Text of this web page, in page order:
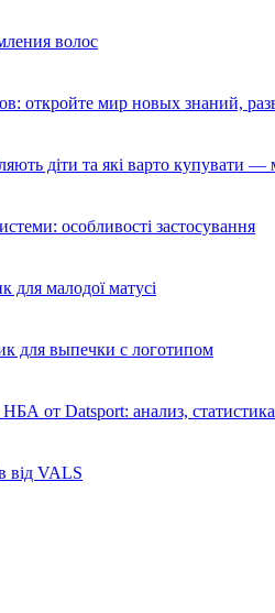
волос
откройте мир новых знаний,
діти та які варто купувати —
особливості застосування
для малодої матусі
для выпечки с логотипом
от Datsport: анализ,
від VALS